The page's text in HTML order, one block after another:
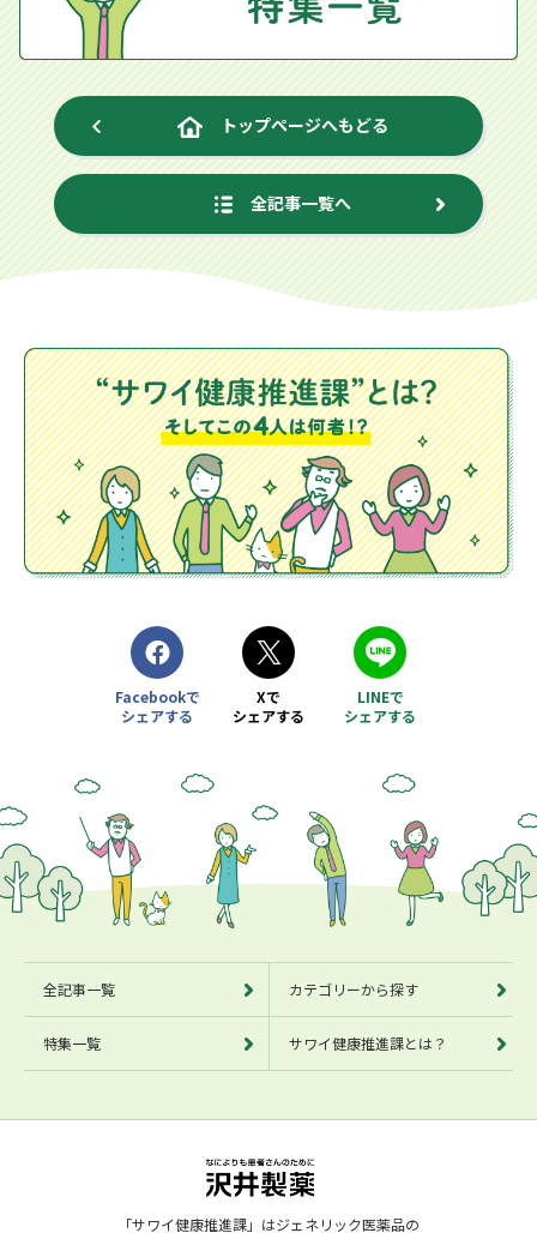
トップページへもどる
全記事一覧へ
Facebookで
シェアする
Xで
シェアする
LINEで
シェアする
全記事一覧 カテゴリーから探す
特集一覧 サワイ健康推進課とは？
「サワイ健康推進課」はジェネリック医薬品の